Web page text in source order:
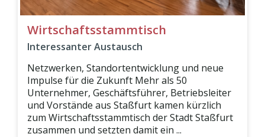
Wirtschaftsstammtisch
Interessanter Austausch
Netzwerken, Standortentwicklung und neue
Impulse für die Zukunft Mehr als 50
Unternehmer, Geschäftsführer, Betriebsleiter
und Vorstände aus Staßfurt kamen kürzlich
zum Wirtschaftsstammtisch der Stadt Staßfurt
zusammen und setzten damit ein ...